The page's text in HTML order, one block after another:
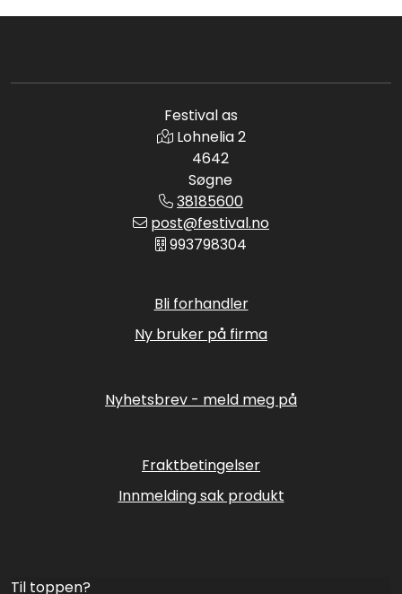
Festival as
Lohnelia 2
4642
Søgne
38185600
post@festival.no
993798304
Bli forhandler
Ny bruker på firma
Nyhetsbrev - meld meg på
Fraktbetingelser
Innmelding sak produkt
Til toppen?